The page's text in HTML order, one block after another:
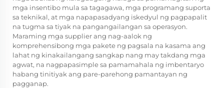
mga insentibo mula sa tagagawa, mga programang suporta
sa teknikal, at mga napapasadyang iskedyul ng pagpapalit
na tugma sa tiyak na pangangailangan sa operasyon.
Maraming mga supplier ang nag-aalok ng
komprehensibong mga pakete ng pagsala na kasama ang
lahat ng kinakailangang sangkap nang may takdang mga
agwat, na nagpapasimple sa pamamahala ng imbentaryo
habang tinitiyak ang pare-parehong pamantayan ng
pagganap.